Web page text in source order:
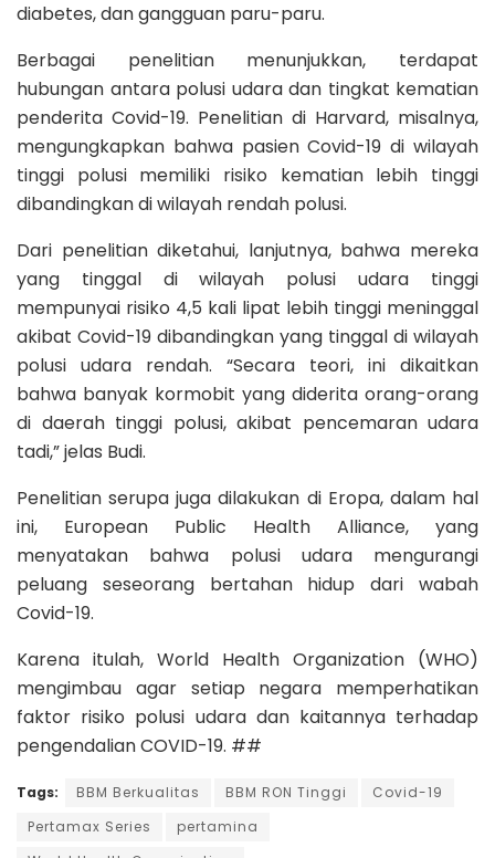
diabetes, dan gangguan paru-paru.
Berbagai penelitian menunjukkan, terdapat
hubungan antara polusi udara dan tingkat kematian
penderita Covid-19. Penelitian di Harvard, misalnya,
mengungkapkan bahwa pasien Covid-19 di wilayah
tinggi polusi memiliki risiko kematian lebih tinggi
dibandingkan di wilayah rendah polusi.
Dari penelitian diketahui, lanjutnya, bahwa mereka
yang tinggal di wilayah polusi udara tinggi
mempunyai risiko 4,5 kali lipat lebih tinggi meninggal
akibat Covid-19 dibandingkan yang tinggal di wilayah
polusi udara rendah. “Secara teori, ini dikaitkan
bahwa banyak kormobit yang diderita orang-orang
di daerah tinggi polusi, akibat pencemaran udara
tadi,” jelas Budi.
Penelitian serupa juga dilakukan di Eropa, dalam hal
ini, European Public Health Alliance, yang
menyatakan bahwa polusi udara mengurangi
peluang seseorang bertahan hidup dari wabah
Covid-19.
Karena itulah, World Health Organization (WHO)
mengimbau agar setiap negara memperhatikan
faktor risiko polusi udara dan kaitannya terhadap
pengendalian COVID-19. ##
Tags: BBM Berkualitas BBM RON Tinggi
Covid-19
Pertamax Series
pertamina